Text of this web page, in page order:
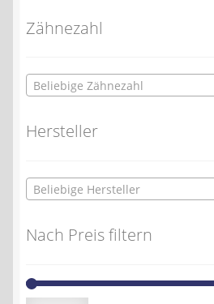
Zähnezahl
Beliebige Zähnezahl
Hersteller
Beliebige Hersteller
Nach Preis filtern